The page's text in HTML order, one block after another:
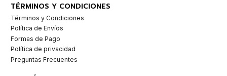
TÉRMINOS Y CONDICIONES
Términos y Condiciones
Política de Envíos
Formas de Pago
Política de privacidad
Preguntas Frecuentes